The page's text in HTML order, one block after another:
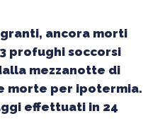
ancora morti
profughi soccorsi
mezzanotte di
morte per ipotermia.
effettuati in 24